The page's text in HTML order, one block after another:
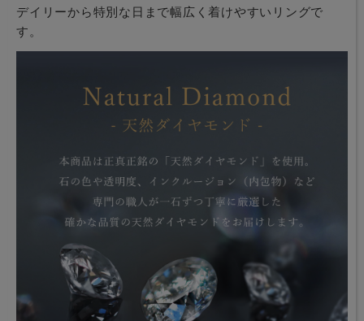
デイリーから特別な日まで幅広く着けやすいリングで
す。